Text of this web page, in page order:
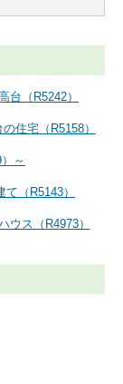
台（R5242）
住宅（R5158）
～
（R5143）
ス（R4973）